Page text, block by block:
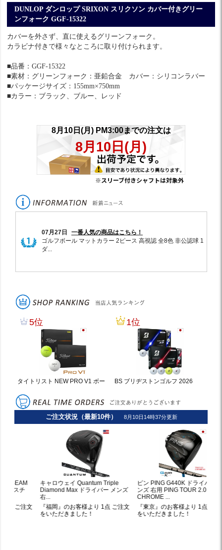
DUNLOP ダンロップ SRIXON スリクソン カバー付きグリー
ンフォーク GGF-15322
カバーを外さず、直に使えるグリーンフォーク。
カラビナ付きで様々なところに取り付けられます。
■品番：GGF-15322
■素材：グリーンフォーク：亜鉛合金 カバー：シリコンラバー
■パッケージサイズ：155mm×750mm
■カラー：ブラック、ブルー、レッド
※スリーブ付きシャフトは対象外